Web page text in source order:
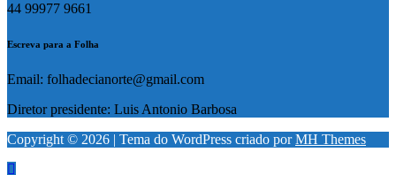
44 99977 9661
Escreva para a Folha
Email: folhadecianorte@gmail.com
Diretor presidente: Luis Antonio Barbosa
Copyright © 2026 | Tema do WordPress criado porMH Themes